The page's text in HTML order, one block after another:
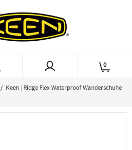
0
/ Keen | Ridge Flex Waterproof Wanderschuhe